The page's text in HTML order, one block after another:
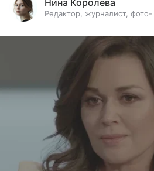
Нина Королёва
Редактор, журналист,